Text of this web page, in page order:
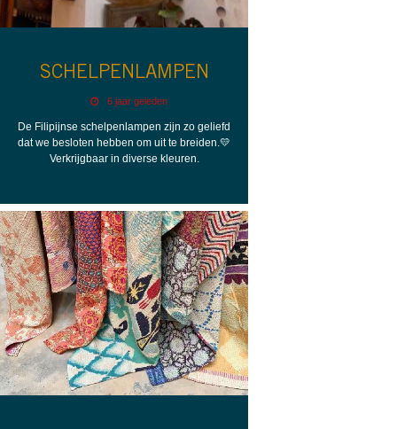
SCHELPENLAMPEN
6 jaar geleden
De Filipijnse schelpenlampen zijn zo geliefd
dat we besloten hebben om uit te breiden.💛
Verkrijgbaar in diverse kleuren.